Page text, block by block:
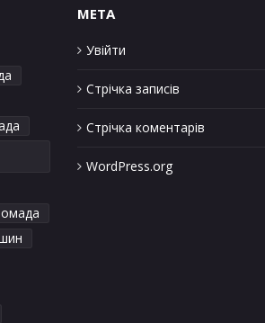
META
Увійти
Стрічка записів
Стрічка коментарів
WordPress.org